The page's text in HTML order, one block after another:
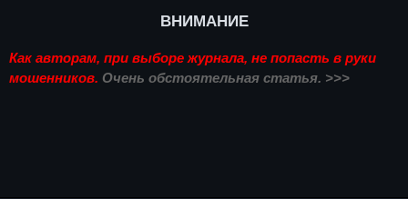
ВНИМАНИЕ
Как авторам, при выборе журнала, не попасть в руки
мошенников. Очень обстоятельная статья. >>>